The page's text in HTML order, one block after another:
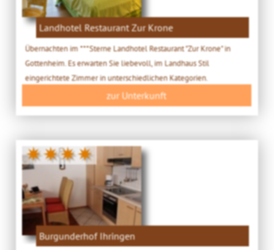
Landhotel Restaurant Zur Krone
Übernachten im ***Sterne Landhotel Restaurant "Zur Krone" in
Gottenheim. Es erwarten Sie liebevoll, im Landhaus Stil
eingerichtete Zimmer in unterschiedlichen Kategorien.
zur Unterkunft
✷✷✷✷
Burgunderhof Ihringen